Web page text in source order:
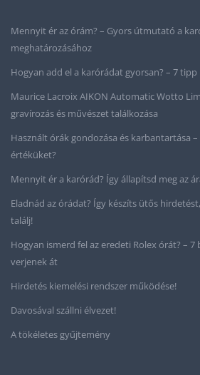
Mennyit ér az órám? – Gyors útmutató a
meghatározásához
Hogyan add el a karórádat gyorsan? – 7
Maurice Lacroix AIKON Automatic Wotto
gravírozás és művészet találkozása
Használt órák gondozása és karbantartása
értéküket?
Mennyit ér a karórád? Így állapítsd meg az
Eladnád az órádat? Így készíts ütős
találj!
Hogyan ismerd fel az eredeti Rolex órát? – 7
verjenek át
Hirdetés kiemelési rendszer működése!
Davosával szállni élvezet!
A tökéletes gyűjtemény